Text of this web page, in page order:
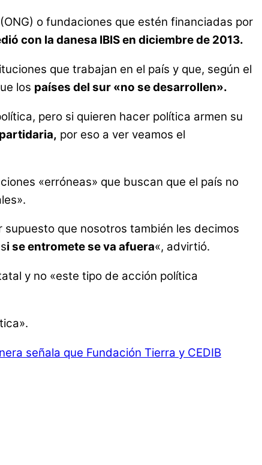
o fundaciones que estén financiadas por
con la danesa IBIS en diciembre de 2013.
que trabajan en el país y que, según el
los países del sur «no se desarrollen».
pero si quieren hacer política armen su
por eso a ver veamos el
«erróneas» que buscan que el país no
que nosotros también les decimos
i se entromete se va afuera«, advirtió.
y no «este tipo de acción política
señala que Fundación Tierra y CEDIB